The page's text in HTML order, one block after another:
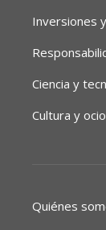
Inversiones
Ciencia y
Cultura y ocio
Quiénes